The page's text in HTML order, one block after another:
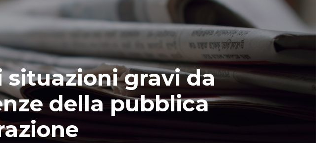
situazioni gravi da
della pubblica